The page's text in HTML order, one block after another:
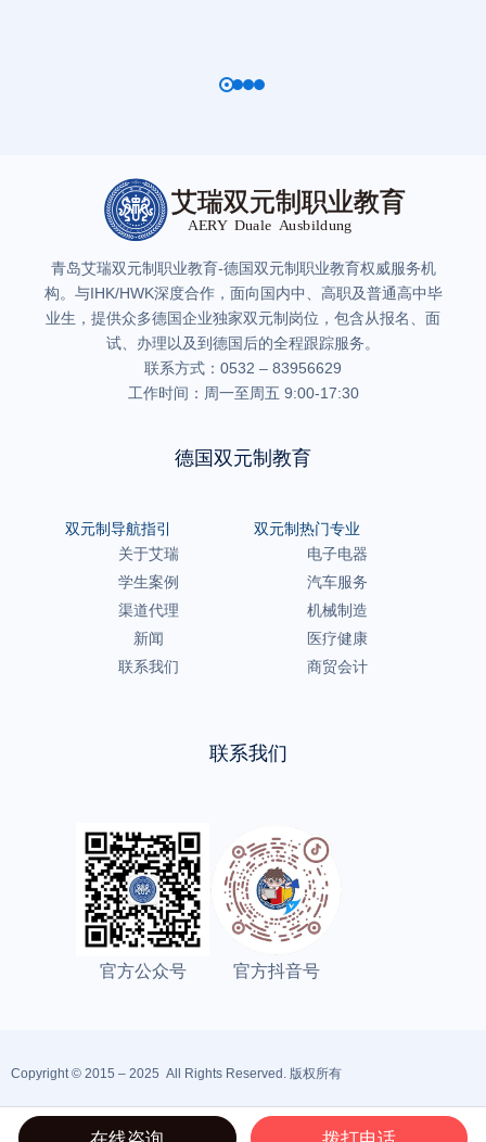
青岛艾瑞双元制职业教育-德国双元制职业教育权威服务机
构。与IHK/HWK深度合作，面向国内中、高职及普通高中毕
业生，提供众多德国企业独家双元制岗位，包含从报名、面
试、办理以及到德国后的全程跟踪服务。
联系方式：0532 – 83956629
工作时间：周一至周五 9:00-17:30
德国双元制教育
双元制导航指引
关于艾瑞
学生案例
渠道代理
新闻
联系我们
双元制热门专业
电子电器
汽车服务
机械制造
医疗健康
商贸会计
联系我们
官方公众号 官方抖音号
Copyright © 2015 – 2025 All Rights Reserved. 版权所有
鲁ICP备2021015857号
鲁公网安备37021202001743号
站点地图